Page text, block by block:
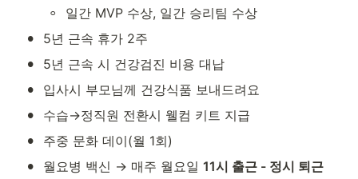
◦ 일간 MVP 수상, 일간 승리팀 수상
• 5년 근속 휴가 2주
• 5년 근속 시 건강검진 비용 대납
• 입사시 부모님께 건강식품 보내드려요
• 수습→정직원 전환시 웰컴 키트 지급
• 주중 문화 데이(월 1회)
• 월요병 백신 → 매주 월요일 11시 출근 - 정시 퇴근